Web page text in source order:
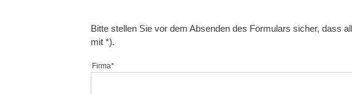
Bitte stellen Sie vor dem Absenden des Formulars sicher, dass
mit *).
Firma*